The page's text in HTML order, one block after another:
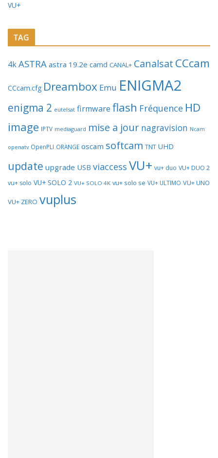
VU+
TAG
4kASTRA astra 19.2e camd CANAL+ Canalsat CCcam
CCcam.cfg Dreambox Emu ENIGMA2
enigma 2 eutelsat firmware flash Fréquence HD
image IPTV mediaguard mise a jour nagravision Ncam
openatv OpenPLI ORANGE oscam softcam TNT UHD
update upgrade USB viaccess VU+ vu+ duo VU+ DUO 2
vu+ solo VU+ SOLO 2 VU+ SOLO 4K vu+ solo se VU+ ULTIMO VU+ UNO
VU+ ZERO vuplus